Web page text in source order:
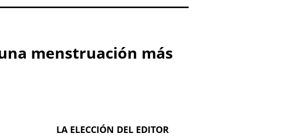
menstruación más
LA ELECCIÓN DEL EDITOR